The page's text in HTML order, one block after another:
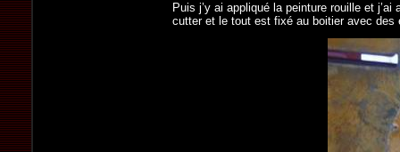
Puis j’y ai appliqué la peinture rouille et
cutter et le tout est fixé au boitier avec des